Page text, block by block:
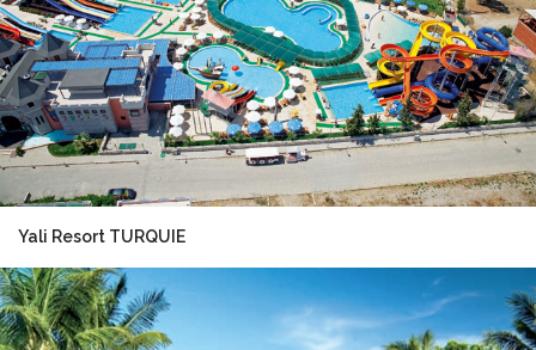
Yali Resort TURQUIE